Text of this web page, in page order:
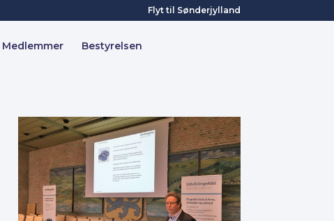
Flyt til Sønderjylland
Medlemmer Bestyrelsen